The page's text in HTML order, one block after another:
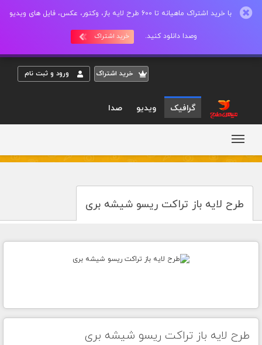
با خرید اشتراک ماهیانه تا 600 طرح لایه باز، وکتور، عکس، فایل های ویدیو
وصدا دانلود کنید. خرید اشتراک
خريد اشتراک ورود و ثبت نام
گرافیک ویدیو صدا
طرح لایه باز تراکت ریسو شیشه بری
طرح لایه باز تراکت ریسو شیشه بری